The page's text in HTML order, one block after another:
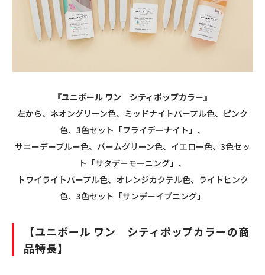
『ユニボール ワン シティポップカラー』
左から、ネオングリーン色、ミッドナイトパープル色、ピンク
色、3色セット「フライデーナイト」、
サニーデーブルー色、パームグリーン色、イエロー色、3色セッ
ト「サタデーモーニング」、
トワイライトパープル色、オレンジカクテル色、ライトピンク
色、3色セット「サンデーイブニング」
【ユニボール ワン シティポップカラーの商
品特長】